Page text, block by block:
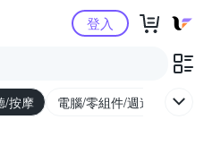
Yahoo購物中心登入
/按摩 電腦/零組件/週邊/遊戲